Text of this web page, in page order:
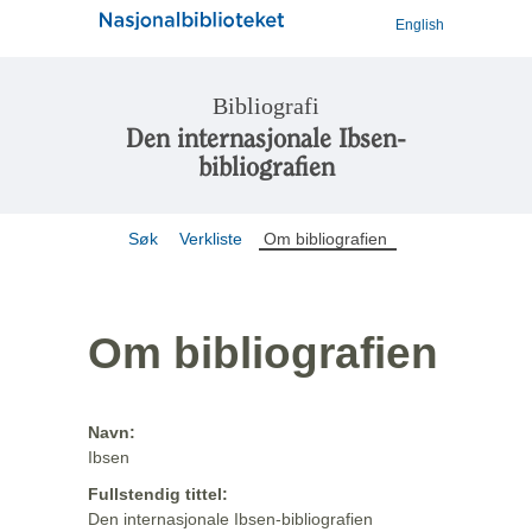
English
Bibliografi
Den internasjonale Ibsen-
bibliografien
Søk Verkliste Om bibliografien
Om bibliografien
Navn:
Ibsen
Fullstendig tittel:
Den internasjonale Ibsen-bibliografien